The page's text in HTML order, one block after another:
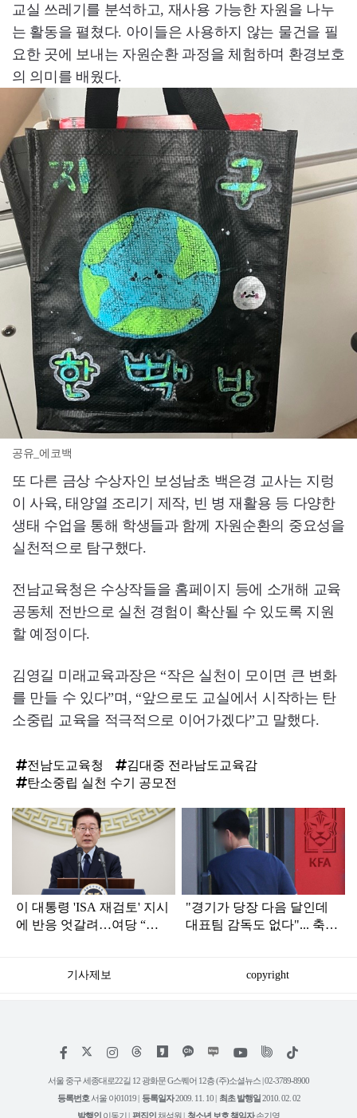
교실 쓰레기를 분석하고, 재사용 가능한 자원을 나누
는 활동을 펼쳤다. 아이들은 사용하지 않는 물건을 필
요한 곳에 보내는 자원순환 과정을 체험하며 환경보호
의 의미를 배웠다.
공유_에코백
또 다른 금상 수상자인 보성남초 백은경 교사는 지렁
이 사육, 태양열 조리기 제작, 빈 병 재활용 등 다양한
생태 수업을 통해 학생들과 함께 자원순환의 중요성을
실천적으로 탐구했다.
전남교육청은 수상작들을 홈페이지 등에 소개해 교육
공동체 전반으로 실천 경험이 확산될 수 있도록 지원
할 예정이다.
김영길 미래교육과장은 “작은 실천이 모이면 큰 변화
를 만들 수 있다”며, “앞으로도 교실에서 시작하는 탄
소중립 교육을 적극적으로 이어가겠다”고 말했다.
전남도교육청
김대중 전라남도교육감
탄소중립 실천 수기 공모전
탑
라
이 대통령 'ISA 재검토' 지시
에 반응 엇갈려…여당 “적
"경기가 당장 다음 달인데
대표팀 감독도 없다"... 축구
기사제보 copyright
페
스
인
타
램
위
트
유
틱
서울 중구 세종대로22길 12 광화문 G스퀘어 12층 (주)소셜뉴스 | 02-3789-8900
등록번호 서울 아01019 | 등록일자2009. 11. 10 | 최초 발행일2010. 02. 02
발행인 이동기 | 편집인채석원 | 청소년 보호 책임자손기영